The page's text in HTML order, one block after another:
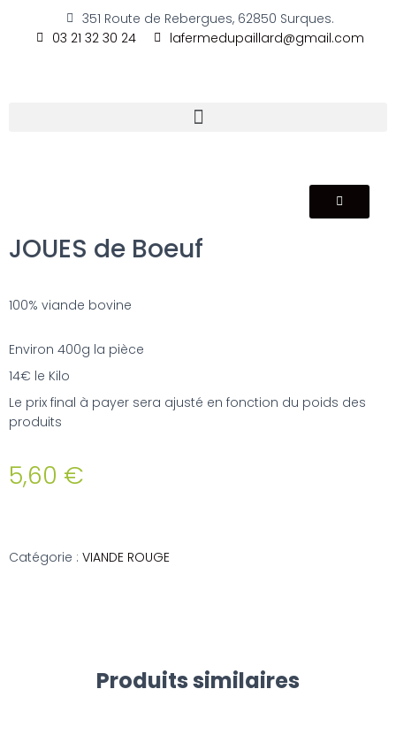
351 Route de Rebergues, 62850 Surques.
03 21 32 30 24
lafermedupaillard@gmail.com
JOUES de Boeuf
100% viande bovine
Environ 400g la pièce
14€ le Kilo
Le prix final à payer sera ajusté en fonction du poids des
produits
5,60 €
Catégorie : VIANDE ROUGE
Produits similaires